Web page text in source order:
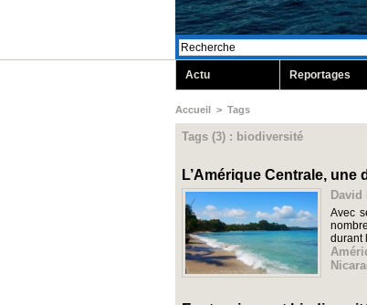
Actu Reportages
Accueil > Tags
Tags (3) : biodiversité
L’Amérique Centrale,
David
Avec
durant